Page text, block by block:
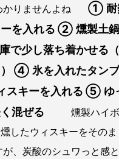
かりませんよね ① 耐
を入れる ② 燻製土鍋
少し落ち着かせる
④ 氷を入れたタン
スキーを入れる ⑤ ゆ
混ぜる 燻製ハイボ
たウィスキーをそのま
、炭酸のシュワっと感